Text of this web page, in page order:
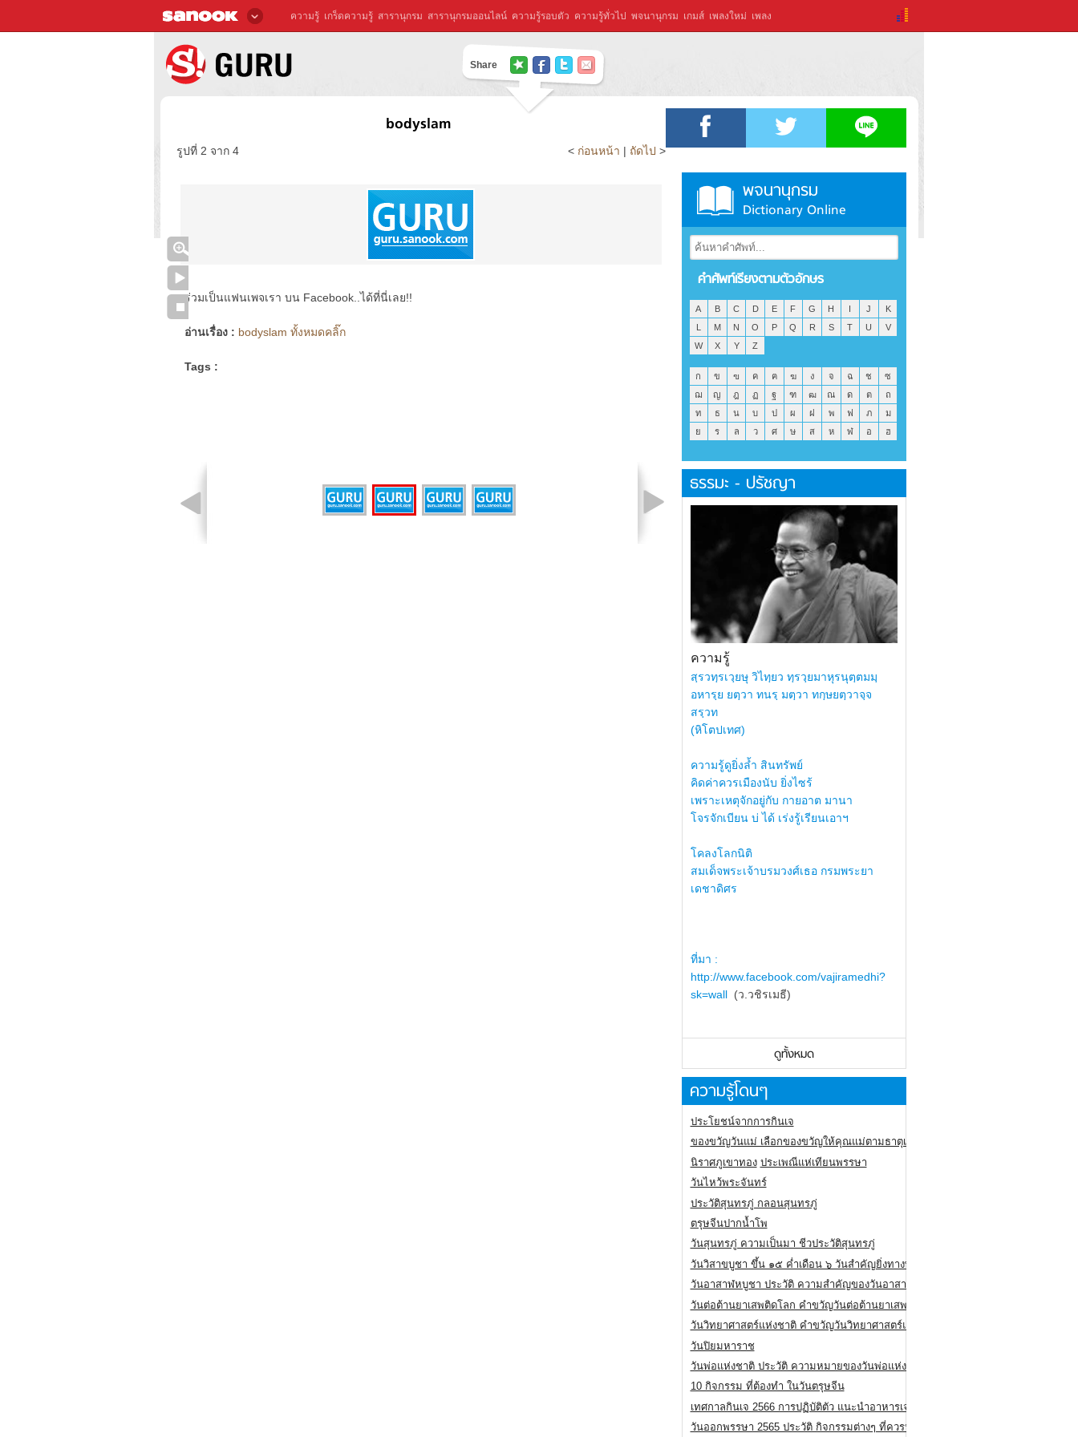
ความรู้ เกร็ดความรู้ สารานุกรม สารานุกรมออนไลน์ ความรู้รอบตัว ความรู้ทั่วไป พจนานุกรม เกมส์ เพลงใหม่ เพลง
Share
bodyslam
รูปที่ 2 จาก 4 < ก่อนหน้า | ถัดไป >
ร่วมเป็นแฟนเพจเรา บน Facebook..ได้ที่นี่เลย!!
อ่านเรื่อง : bodyslam ทั้งหมดคลิ๊ก
Tags :
พจนานุกรม
Dictionary Online
คำศัพท์เรียงตามตัวอักษร
A B C D E F G H I J
K
L
M N O P Q R S T U
V
W
X Y Z
ก ข ฃ ค ฅ ฆ ง จ ฉ ช
ซ
ฌ
ญ ฎ ฏ ฐ ฑ ฒ ณ ด ต
ถ
ท
ธ น บ ป ผ ฝ พ ฟ ภ
ม
ย
ร ล ว ศ ษ ส ห ฬ อ ฮ
ธรรมะ - ปรัชญา
ความรู้
สฺรวทฺรเวฺยษุ วิไทฺยว ทฺรวฺยมาหุรนุตฺตมมฺ
อหารฺย ยตฺวา ทนรฺ มตฺวา ทกฺษยตฺวาจฺจ
สรฺวท
(หิโตปเทศ)
ความรู้ดูยิ่งล้ำ สินทรัพย์
คิดค่าควรเมืองนับ ยิ่งไซร้
เพราะเหตุจักอยู่กับ กายอาต มานา
โจรจักเบียน บ่ ได้ เร่งรู้เรียนเอาฯ
โคลงโลกนิติ
สมเด็จพระเจ้าบรมวงศ์เธอ กรมพระยา
เดชาดิศร
ที่มา :
http://www.facebook.com/vajiramedhi?
sk=wall(ว.วชิรเมธี)
ดูทั้งหมด
ความรู้โดนๆ
ประโยชน์จากการกินเจ
ของขวัญวันแม่ เลือกของขวัญให้คุณแม่ตามธาตุเกิด
นิราศภูเขาทอง ประเพณีแห่เทียนพรรษา
วันไหว้พระจันทร์
ประวัติสุนทรภู่ กลอนสุนทรภู่
ตรุษจีนปากน้ำโพ
วันสุนทรภู่ ความเป็นมา ชีวประวัติสุนทรภู่
วันวิสาขบูชา ขึ้น ๑๕ ค่ำเดือน ๖ วันสำคัญยิ่งทางพระพุทธศาสนา
วันอาสาฬหบูชา ประวัติ ความสําคัญของวันอาสาฬหบูชา
วันต่อต้านยาเสพติดโลก คำขวัญวันต่อต้านยาเสพติดสากล
วันวิทยาศาสตร์แห่งชาติ คำขวัญวันวิทยาศาสตร์แห่งชาติ
วันปิยมหาราช
วันพ่อแห่งชาติ ประวัติ ความหมายของวันพ่อแห่งชาติ
10 กิจกรรม ที่ต้องทำ ในวันตรุษจีน
เทศกาลกินเจ 2566 การปฏิบัติตัว แนะนำอาหารเจ
วันออกพรรษา 2565 ประวัติ กิจกรรมต่างๆ ที่ควรปฏิบัติ